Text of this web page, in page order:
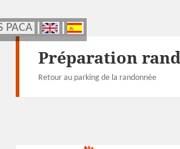
PACA
PACA
Préparation
Retour au parking de la randonnée